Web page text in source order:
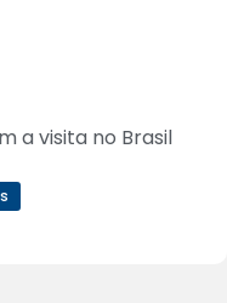
a visita no Brasil